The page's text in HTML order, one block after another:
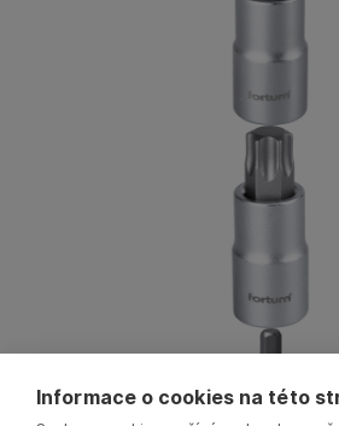
Informace o cookies na této